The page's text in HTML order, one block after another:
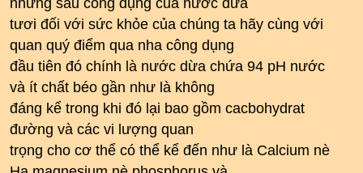
những sáu công dụng của nước dừa
tươi đối với sức khỏe của chúng ta hãy cùng với
quan quý điểm qua nha công dụng
đầu tiên đó chính là nước dừa chứa 94 pH nước
và ít chất béo gần như là không
đáng kể trong khi đó lại bao gồm cacbohydrat
đường và các vi lượng quan
trọng cho cơ thể có thể kể đến như là Calcium nè